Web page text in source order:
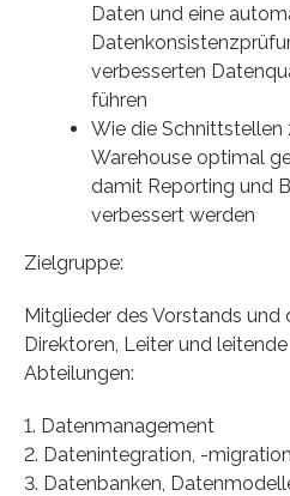
Daten und eine
verbesserten
führen
Wie die Schnittstellen
Warehouse optimal
damit Reporting und
verbessert werden
Zielgruppe:
Mitglieder des Vorstands und
Direktoren, Leiter und
Abteilungen:
1. Datenmanagement
2. Datenintegration, -migration
3. Datenbanken,